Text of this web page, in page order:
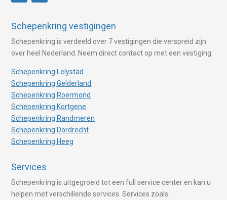
Schepenkring vestigingen
Schepenkring is verdeeld over 7 vestigingen die verspreid zijn
over heel Nederland. Neem direct contact op met een vestiging.
Schepenkring Lelystad
Schepenkring Gelderland
Schepenkring Roermond
Schepenkring Kortgene
Schepenkring Randmeren
Schepenkring Dordrecht
Schepenkring Heeg
Services
Schepenkring is uitgegroeid tot een full service center en kan u
helpen met verschillende services. Services zoals: